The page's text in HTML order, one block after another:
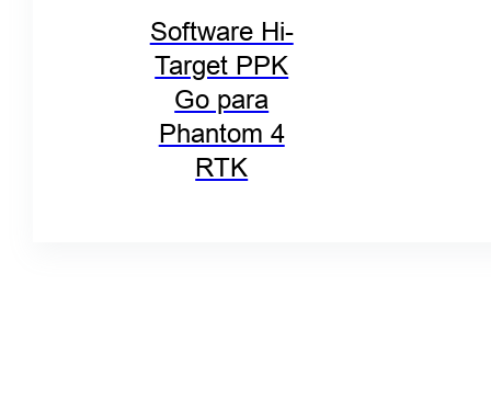
Software Hi-
Target PPK
Go para
Phantom 4
RTK